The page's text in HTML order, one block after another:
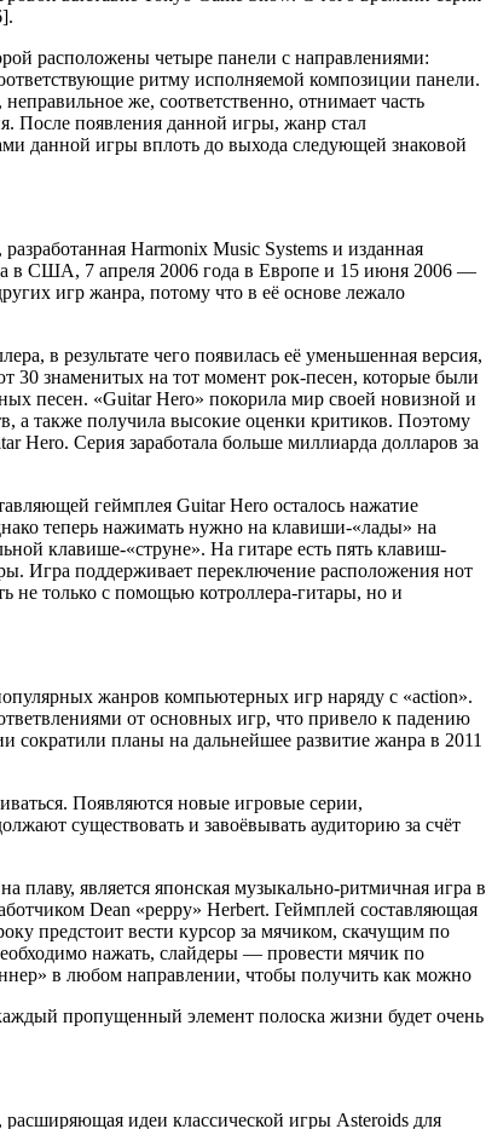
расположены четыре панели с направлениями:
ритму исполняемой композиции панели.
же, соответственно, отнимает часть
После появления данной игры, жанр стал
данной игры вплоть до выхода следующей знаковой
Harmonix Music Systems и изданная
в США, 7 апреля 2006 года в Европе и 15 июня 2006 —
игр жанра, потому что в её основе лежало
в результате чего появилась её уменьшенная версия,
30 знаменитых на тот момент рок-песен, которые были
песен. «Guitar Hero» покорила мир своей новизной и
а также получила высокие оценки критиков. Поэтому
Hero. Серия заработала больше миллиарда долларов за
геймплея Guitar Hero осталось нажатие
теперь нажимать нужно на клавиши-«лады» на
клавише-«струне». На гитаре есть пять клавиш-
Игра поддерживает переключение расположения нот
не только с помощью котроллера-гитары, но и
жанров компьютерных игр наряду с «action».
от основных игр, что привело к падению
сократили планы на дальнейшее развитие жанра в 2011
Появляются новые игровые серии,
существовать и завоёвывать аудиторию за счёт
является японская музыкально-ритмичная игра в
Dean «peppy» Herbert. Геймплей составляющая
предстоит вести курсор за мячиком, скачущим по
нажать, слайдеры — провести мячик по
в любом направлении, чтобы получить как можно
пропущенный элемент полоска жизни будет очень
идеи классической игры Asteroids для